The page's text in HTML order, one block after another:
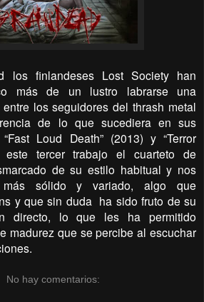
los finlandeses Lost Society han
más de un lustro labrarse una
los seguidores del thrash metal
de lo que sucediera en sus
Loud Death” (2013) y “Terror
este tercer trabajo el cuarteto de
de su estilo habitual y nos
sólido y variado, algo que
y que sin duda ha sido fruto de su
directo, lo que les ha permitido
madurez que se percibe al escuchar
No hay comentarios: